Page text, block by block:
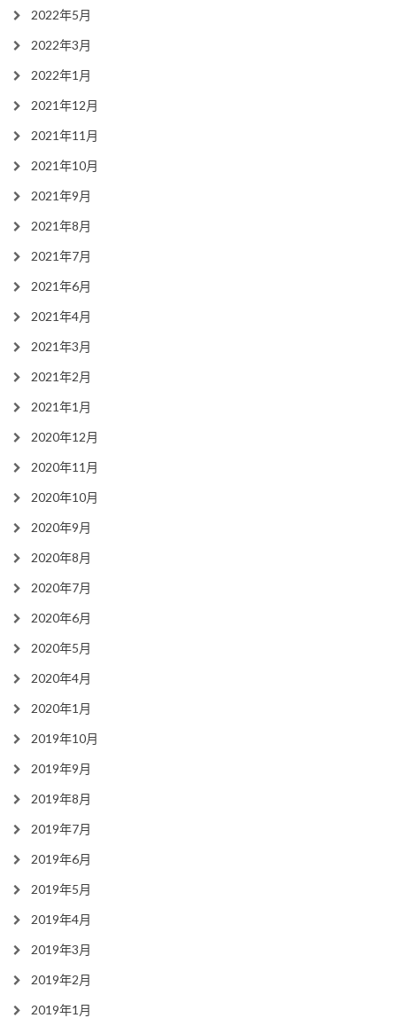
2022年5月
2022年3月
2022年1月
2021年12月
2021年11月
2021年10月
2021年9月
2021年8月
2021年7月
2021年6月
2021年4月
2021年3月
2021年2月
2021年1月
2020年12月
2020年11月
2020年10月
2020年9月
2020年8月
2020年7月
2020年6月
2020年5月
2020年4月
2020年1月
2019年10月
2019年9月
2019年8月
2019年7月
2019年6月
2019年5月
2019年4月
2019年3月
2019年2月
2019年1月